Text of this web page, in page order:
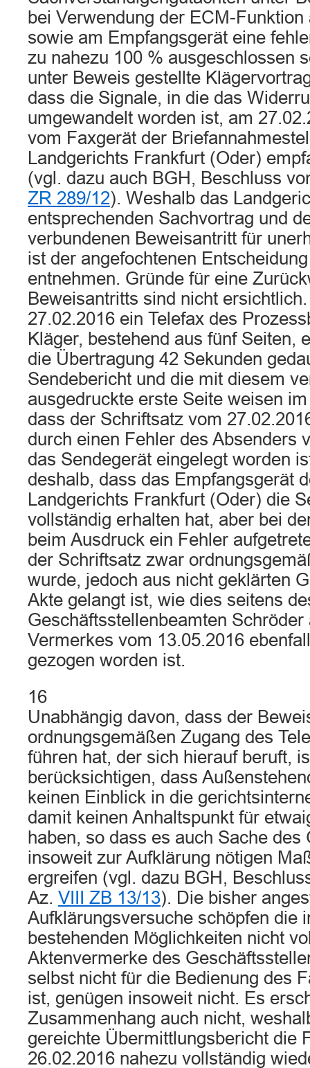
bei Verwendung der ECM-
sowie am Empfangsgerät eine
zu nahezu 100 % ausgeschlossen
unter Beweis gestellte
dass die Signale, in die das
umgewandelt worden ist, am
vom Faxgerät der
Landgerichts Frankfurt (Oder)
(vgl. dazu auch BGH, Beschluss
ZR 289/12). Weshalb das
entsprechenden Sachvortrag und
verbundenen Beweisantritt für
ist der angefochtenen
entnehmen. Gründe für eine
Beweisantritts sind nicht
27.02.2016 ein Telefax des
Kläger, bestehend aus fünf Seiten,
die Übertragung 42 Sekunden
Sendebericht und die mit diesem
ausgedruckte erste Seite weisen
dass der Schriftsatz vom
durch einen Fehler des Absenders
das Sendegerät eingelegt worden
deshalb, dass das Empfangsgerät
Landgerichts Frankfurt (Oder) die
vollständig erhalten hat, aber bei
beim Ausdruck ein Fehler
der Schriftsatz zwar
wurde, jedoch aus nicht geklärten
Akte gelangt ist, wie dies seitens
Geschäftsstellenbeamten
Vermerkes vom 13.05.2016
gezogen worden ist.
16
Unabhängig davon, dass der
ordnungsgemäßen Zugang des
führen hat, der sich hierauf beruft,
berücksichtigen, dass
keinen Einblick in die
damit keinen Anhaltspunkt für
haben, so dass es auch Sache des
insoweit zur Aufklärung nötigen
ergreifen (vgl. dazu BGH,
Az. VIII ZB 13/13). Die bisher
Aufklärungsversuche schöpfen die
bestehenden Möglichkeiten nicht
Aktenvermerke des
selbst nicht für die Bedienung des
ist, genügen insoweit nicht. Es
Zusammenhang auch nicht,
gereichte Übermittlungsbericht die
26.02.2016 nahezu vollständig